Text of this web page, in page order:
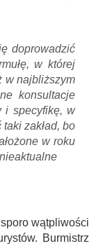
doprowadzić
w której
w najbliższym
konsultacje
i specyfikę, w
zakład, bo
w roku
wątpliwości
Burmistrz